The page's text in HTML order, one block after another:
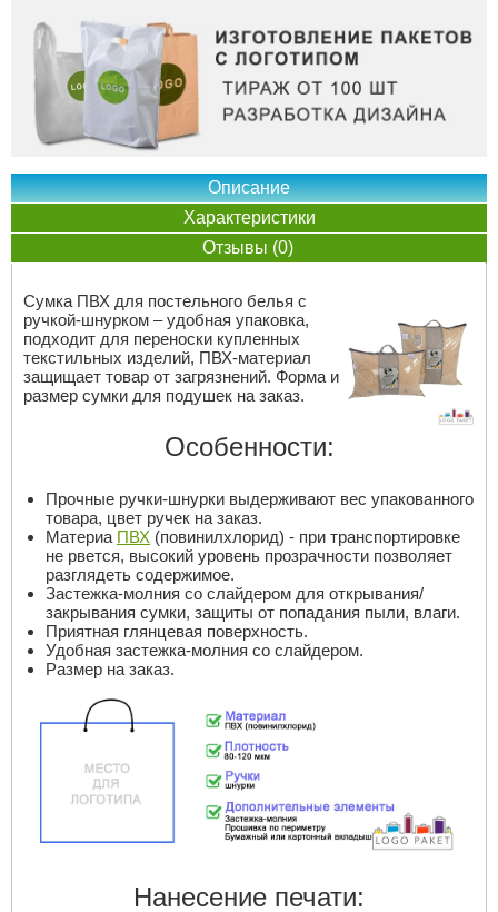
Описание
Характеристики
Отзывы (0)
Сумка ПВХ для постельного белья с
ручкой-шнурком – удобная упаковка,
подходит для переноски купленных
текстильных изделий, ПВХ-материал
защищает товар от загрязнений. Форма и
размер сумки для подушек на заказ.
Особенности:
Прочные ручки-шнурки выдерживают вес упакованного
товара, цвет ручек на заказ.
Материа ПВХ (повинилхлорид) - при транспортировке
не рвется, высокий уровень прозрачности позволяет
разглядеть содержимое.
Застежка-молния со слайдером для открывания/
закрывания сумки, защиты от попадания пыли, влаги.
Приятная глянцевая поверхность.
Удобная застежка-молния со слайдером.
Размер на заказ.
Нанесение печати: